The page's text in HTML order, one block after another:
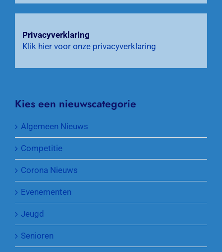
Privacyverklaring
Klik hier voor onze privacyverklaring
Kies een nieuwscategorie
Algemeen Nieuws
Competitie
Corona Nieuws
Evenementen
Jeugd
Senioren